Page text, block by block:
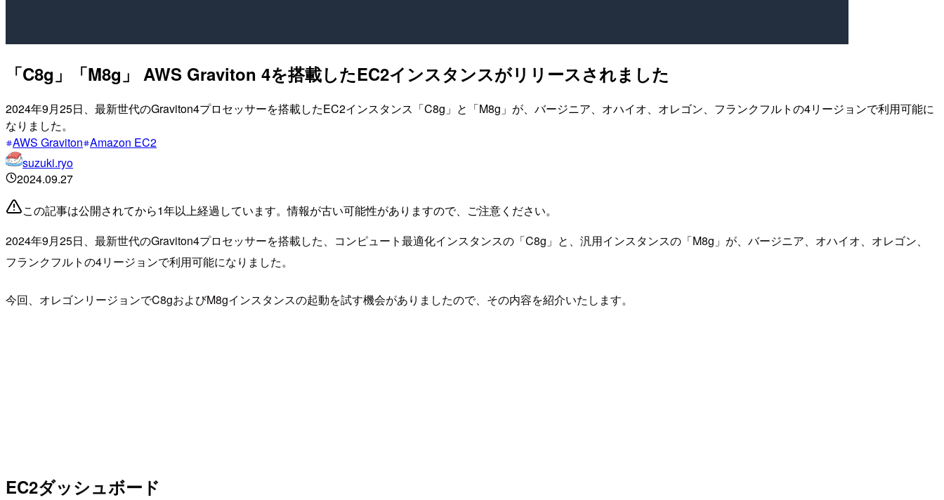
「C8g」「M8g」 AWS Graviton 4を搭載したEC2インスタンスがリリースされました
2024年9月25日、最新世代のGraviton4プロセッサーを搭載したEC2インスタンス「C8g」と「M8g」が、バージニア、オハイオ、オレゴン、フランクフルトの4リージョンで利用可能に
なりました。
AWS Graviton Amazon EC2
suzuki.ryo
2024.09.27
この記事は公開されてから1年以上経過しています。情報が古い可能性がありますので、ご注意ください。
2024年9月25日、最新世代のGraviton4プロセッサーを搭載した、コンピュート最適化インスタンスの「C8g」と、汎用インスタンスの「M8g」が、バージニア、オハイオ、オレゴン、
フランクフルトの4リージョンで利用可能になりました。
今回、オレゴンリージョンでC8gおよびM8gインスタンスの起動を試す機会がありましたので、その内容を紹介いたします。
EC2ダッシュボード